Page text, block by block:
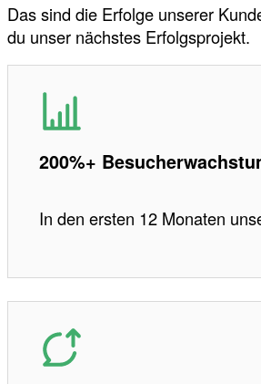
Das sind die Erfolge unserer
du unser nächstes Erfolgsprojekt.
200%+
In den ersten 12 Monaten